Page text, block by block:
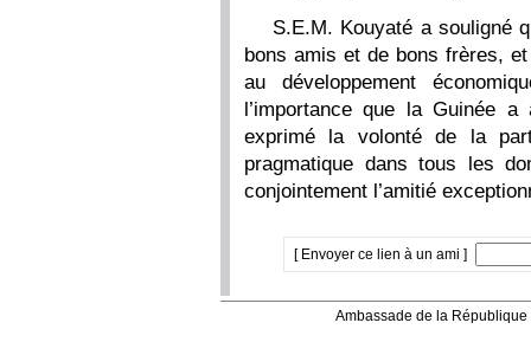
S.E.M. Kouyaté a souligné
bons amis et de bons frères,
au développement
l’importance que la Guinée
exprimé la volonté de la
pragmatique dans tous les
conjointement l’amitié
[ Envoyer ce lien à un ami ]
Ambassade de la